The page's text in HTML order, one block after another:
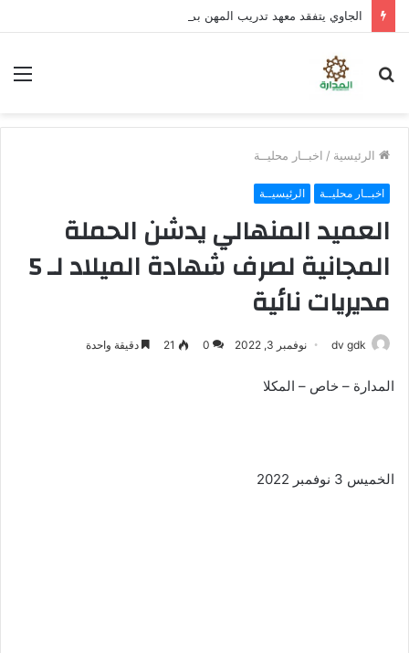
الجاوي يتفقد معهد تدريب المهن بمنطقة “فقم” ويطلع على جاهزيته
الرئيسية / اخبــار محليــة
اخبــار محليــة الرئيسيــة
العميد المنهالي يدشن الحملة
المجانية لصرف شهادة الميلاد لـ 5
مديريات نائية
dv gdk نوفمبر 3, 2022 0
21 دقيقة واحدة
المدارة – خاص – المكلا
الخميس 3 نوفمبر 2022